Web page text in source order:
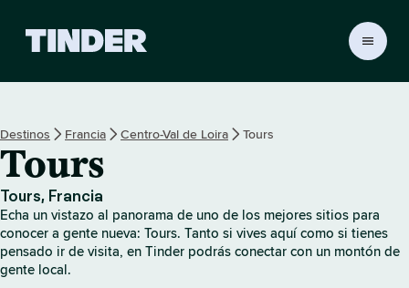
r
c
i
o
Destinos Francia Centro-Val de Loira Tours
Tours
Tours, Francia
Echa un vistazo al panorama de uno de los mejores sitios para
conocer a gente nueva: Tours. Tanto si vives aquí como si tienes
pensado ir de visita, en Tinder podrás conectar con un montón de
gente local.